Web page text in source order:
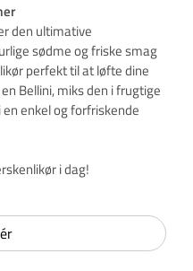
den ultimative
sødme og friske smag
perfekt til at løfte dine
Bellini, miks den i frugtige
enkel og forfriskende
i dag!